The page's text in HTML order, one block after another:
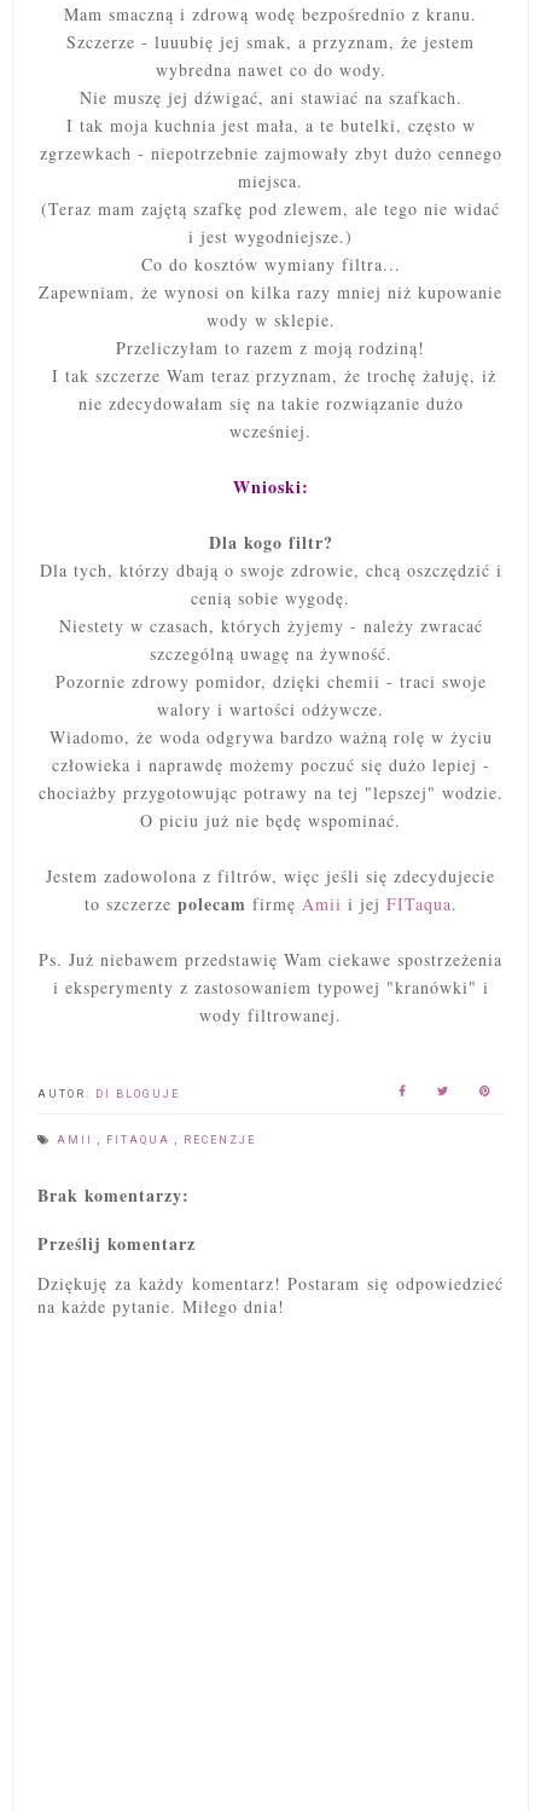
Mam smaczną i zdrową wodę bezpośrednio z kranu.
Szczerze - luuubię jej smak, a przyznam, że jestem
wybredna nawet co do wody.
Nie muszę jej dźwigać, ani stawiać na szafkach.
I tak moja kuchnia jest mała, a te butelki, często w
zgrzewkach - niepotrzebnie zajmowały zbyt dużo cennego
miejsca.
(Teraz mam zajętą szafkę pod zlewem, ale tego nie widać
i jest wygodniejsze.)
Co do kosztów wymiany filtra...
Zapewniam, że wynosi on kilka razy mniej niż kupowanie
wody w sklepie.
Przeliczyłam to razem z moją rodziną!
I tak szczerze Wam teraz przyznam, że trochę żałuję, iż
nie zdecydowałam się na takie rozwiązanie dużo
wcześniej.
Wnioski:
Dla kogo filtr?
Dla tych, którzy dbają o swoje zdrowie, chcą oszczędzić i
cenią sobie wygodę.
Niestety w czasach, których żyjemy - należy zwracać
szczególną uwagę na żywność.
Pozornie zdrowy pomidor, dzięki chemii - traci swoje
walory i wartości odżywcze.
Wiadomo, że woda odgrywa bardzo ważną rolę w życiu
człowieka i naprawdę możemy poczuć się dużo lepiej -
chociażby przygotowując potrawy na tej "lepszej" wodzie.
O piciu już nie będę wspominać.
Jestem zadowolona z filtrów, więc jeśli się zdecydujecie
to szczerze polecam firmę Amii i jej FITaqua.
Ps. Już niebawem przedstawię Wam ciekawe spostrzeżenia
i eksperymenty z zastosowaniem typowej "kranówki" i
wody filtrowanej.
AUTOR: DI BLOGUJE
AMII FITAQUA RECENZJE
Brak komentarzy:
Prześlij komentarz
Dziękuję za każdy komentarz! Postaram się odpowiedzieć
na każde pytanie. Miłego dnia!